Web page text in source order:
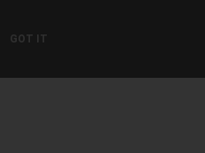
GOT IT